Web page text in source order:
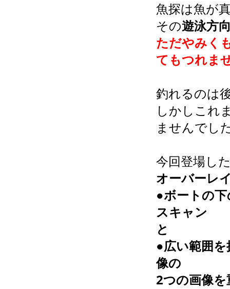
魚探は魚が
その遊泳方
ただやみく
てもつれま
釣れるのは
しかしこれ
ませんでし
今回登場し
オーバーレ
●ボートの
スキャン
と
●広い範囲
像の
2つの画像